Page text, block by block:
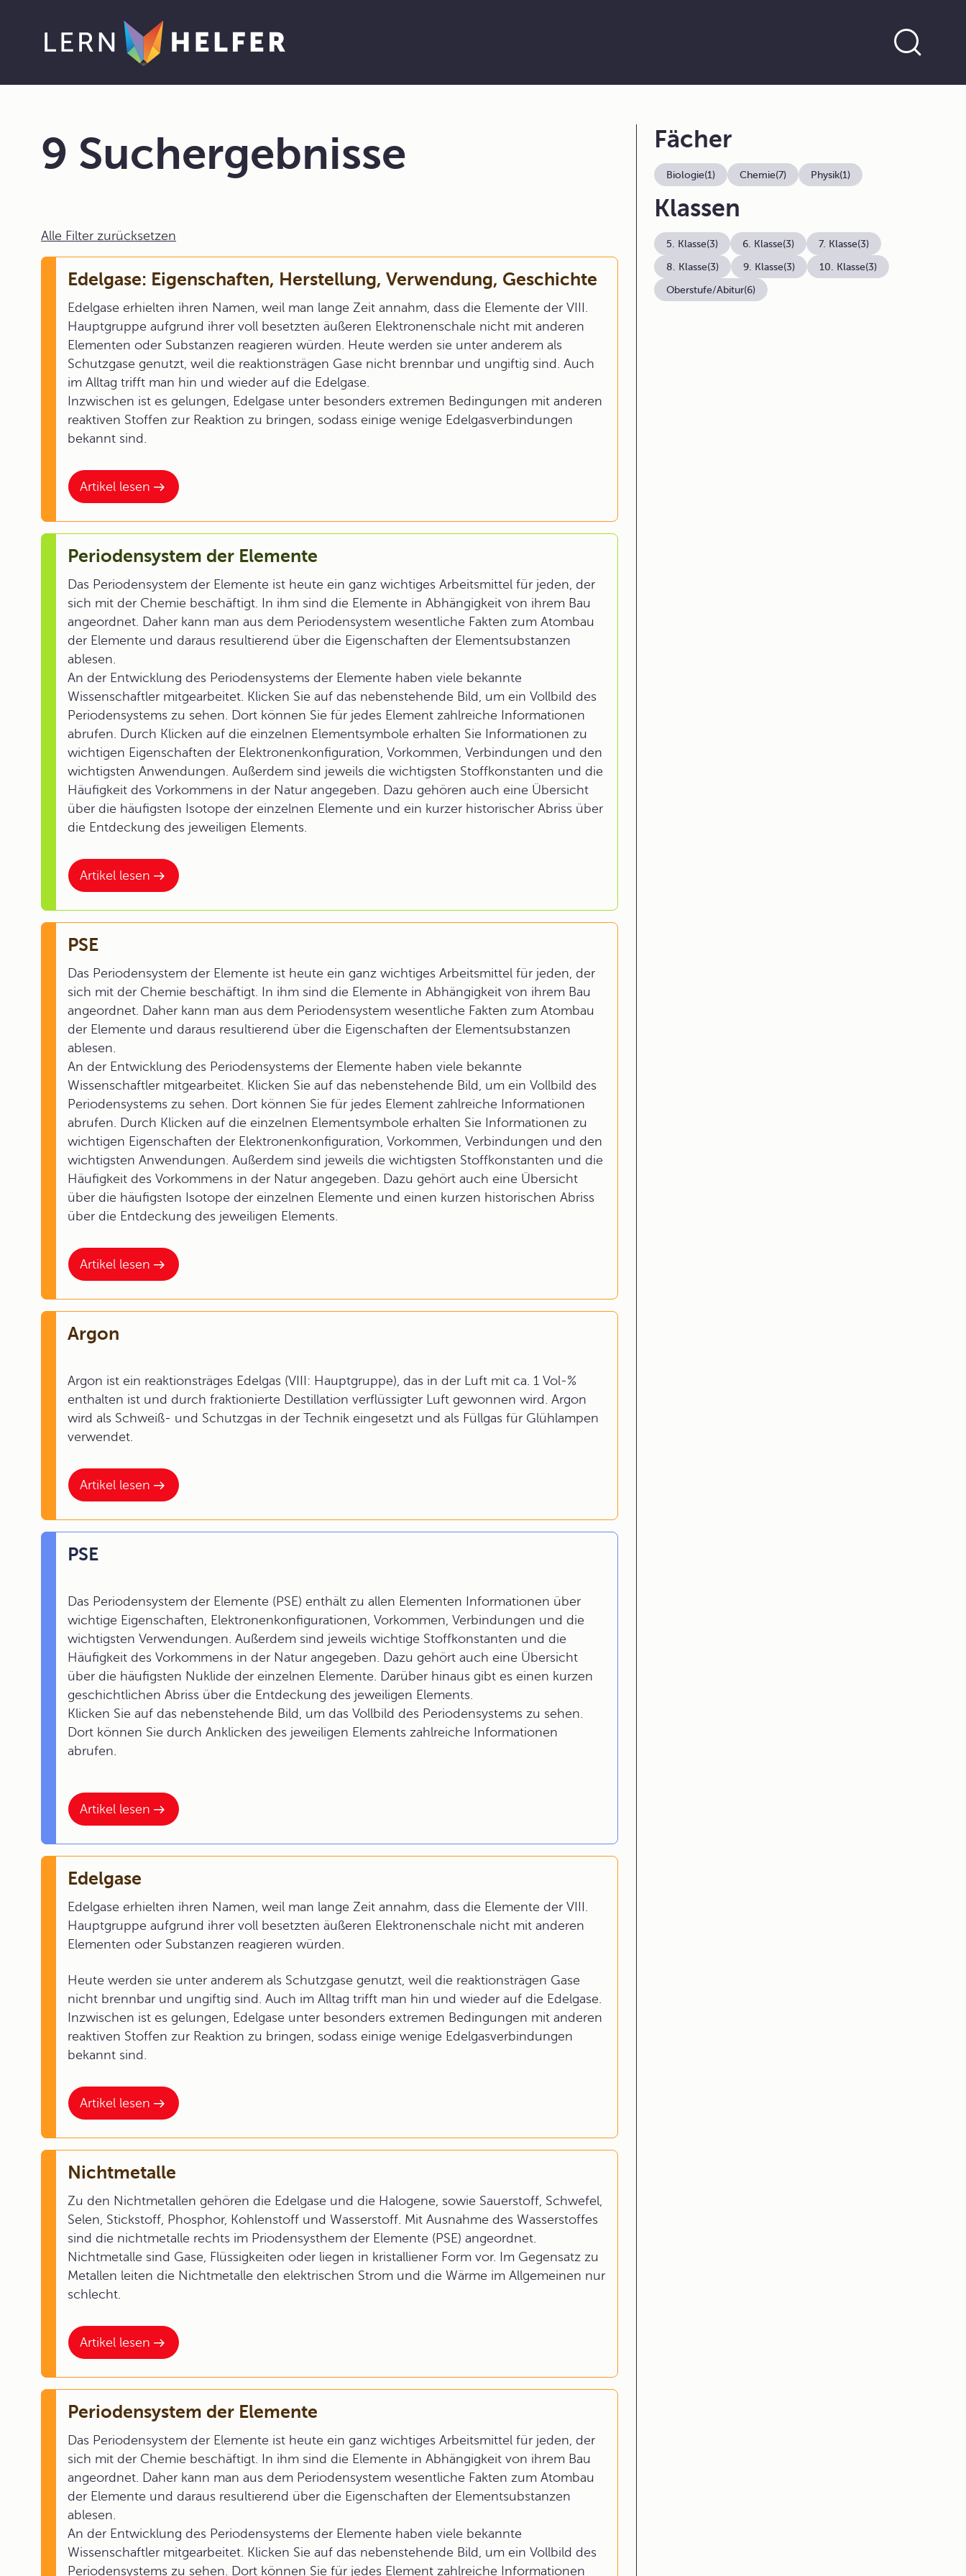
9 Suchergebnisse
Alle Filter zurücksetzen
Artikel lesen
Edelgase: Eigenschaften, Herstellung, Verwendung, Geschichte
Edelgase erhielten ihren Namen, weil man lange Zeit annahm, dass die Elemente der VIII.
Hauptgruppe aufgrund ihrer voll besetzten äußeren Elektronenschale nicht mit anderen
Elementen oder Substanzen reagieren würden. Heute werden sie unter anderem als
Schutzgase genutzt, weil die reaktionsträgen Gase nicht brennbar und ungiftig sind. Auch
im Alltag trifft man hin und wieder auf die Edelgase.
Inzwischen ist es gelungen, Edelgase unter besonders extremen Bedingungen mit anderen
reaktiven Stoffen zur Reaktion zu bringen, sodass einige wenige Edelgasverbindungen
bekannt sind.
Artikel lesen
Periodensystem der Elemente
Das Periodensystem der Elemente ist heute ein ganz wichtiges Arbeitsmittel für jeden, der
sich mit der Chemie beschäftigt. In ihm sind die Elemente in Abhängigkeit von ihrem Bau
angeordnet. Daher kann man aus dem Periodensystem wesentliche Fakten zum Atombau
der Elemente und daraus resultierend über die Eigenschaften der Elementsubstanzen
ablesen.
An der Entwicklung des Periodensystems der Elemente haben viele bekannte
Wissenschaftler mitgearbeitet. Klicken Sie auf das nebenstehende Bild, um ein Vollbild des
Periodensystems zu sehen. Dort können Sie für jedes Element zahlreiche Informationen
abrufen. Durch Klicken auf die einzelnen Elementsymbole erhalten Sie Informationen zu
wichtigen Eigenschaften der Elektronenkonfiguration, Vorkommen, Verbindungen und den
wichtigsten Anwendungen. Außerdem sind jeweils die wichtigsten Stoffkonstanten und die
Häufigkeit des Vorkommens in der Natur angegeben. Dazu gehören auch eine Übersicht
über die häufigsten Isotope der einzelnen Elemente und ein kurzer historischer Abriss über
die Entdeckung des jeweiligen Elements.
Artikel lesen
PSE
Das Periodensystem der Elemente ist heute ein ganz wichtiges Arbeitsmittel für jeden, der
sich mit der Chemie beschäftigt. In ihm sind die Elemente in Abhängigkeit von ihrem Bau
angeordnet. Daher kann man aus dem Periodensystem wesentliche Fakten zum Atombau
der Elemente und daraus resultierend über die Eigenschaften der Elementsubstanzen
ablesen.
An der Entwicklung des Periodensystems der Elemente haben viele bekannte
Wissenschaftler mitgearbeitet. Klicken Sie auf das nebenstehende Bild, um ein Vollbild des
Periodensystems zu sehen. Dort können Sie für jedes Element zahlreiche Informationen
abrufen. Durch Klicken auf die einzelnen Elementsymbole erhalten Sie Informationen zu
wichtigen Eigenschaften der Elektronenkonfiguration, Vorkommen, Verbindungen und den
wichtigsten Anwendungen. Außerdem sind jeweils die wichtigsten Stoffkonstanten und die
Häufigkeit des Vorkommens in der Natur angegeben. Dazu gehört auch eine Übersicht
über die häufigsten Isotope der einzelnen Elemente und einen kurzen historischen Abriss
über die Entdeckung des jeweiligen Elements.
Artikel lesen
Argon
Argon ist ein reaktionsträges Edelgas (VIII: Hauptgruppe), das in der Luft mit ca. 1 Vol-%
enthalten ist und durch fraktionierte Destillation verflüssigter Luft gewonnen wird. Argon
wird als Schweiß- und Schutzgas in der Technik eingesetzt und als Füllgas für Glühlampen
verwendet.
Artikel lesen
PSE
Das Periodensystem der Elemente (PSE) enthält zu allen Elementen Informationen über
wichtige Eigenschaften, Elektronenkonfigurationen, Vorkommen, Verbindungen und die
wichtigsten Verwendungen. Außerdem sind jeweils wichtige Stoffkonstanten und die
Häufigkeit des Vorkommens in der Natur angegeben. Dazu gehört auch eine Übersicht
über die häufigsten Nuklide der einzelnen Elemente. Darüber hinaus gibt es einen kurzen
geschichtlichen Abriss über die Entdeckung des jeweiligen Elements.
Klicken Sie auf das nebenstehende Bild, um das Vollbild des Periodensystems zu sehen.
Dort können Sie durch Anklicken des jeweiligen Elements zahlreiche Informationen
abrufen.
Artikel lesen
Edelgase
Edelgase erhielten ihren Namen, weil man lange Zeit annahm, dass die Elemente der VIII.
Hauptgruppe aufgrund ihrer voll besetzten äußeren Elektronenschale nicht mit anderen
Elementen oder Substanzen reagieren würden.
Heute werden sie unter anderem als Schutzgase genutzt, weil die reaktionsträgen Gase
nicht brennbar und ungiftig sind. Auch im Alltag trifft man hin und wieder auf die Edelgase.
Inzwischen ist es gelungen, Edelgase unter besonders extremen Bedingungen mit anderen
reaktiven Stoffen zur Reaktion zu bringen, sodass einige wenige Edelgasverbindungen
bekannt sind.
Artikel lesen
Nichtmetalle
Zu den Nichtmetallen gehören die Edelgase und die Halogene, sowie Sauerstoff, Schwefel,
Selen, Stickstoff, Phosphor, Kohlenstoff und Wasserstoff. Mit Ausnahme des Wasserstoffes
sind die nichtmetalle rechts im Priodensysthem der Elemente (PSE) angeordnet.
Nichtmetalle sind Gase, Flüssigkeiten oder liegen in kristalliener Form vor. Im Gegensatz zu
Metallen leiten die Nichtmetalle den elektrischen Strom und die Wärme im Allgemeinen nur
schlecht.
Periodensystem der Elemente
Das Periodensystem der Elemente ist heute ein ganz wichtiges Arbeitsmittel für jeden, der
sich mit der Chemie beschäftigt. In ihm sind die Elemente in Abhängigkeit von ihrem Bau
angeordnet. Daher kann man aus dem Periodensystem wesentliche Fakten zum Atombau
der Elemente und daraus resultierend über die Eigenschaften der Elementsubstanzen
ablesen.
An der Entwicklung des Periodensystems der Elemente haben viele bekannte
Wissenschaftler mitgearbeitet. Klicken Sie auf das nebenstehende Bild, um ein Vollbild des
Periodensystems zu sehen. Dort können Sie für jedes Element zahlreiche Informationen
Fächer
Biologie(1) Chemie(7) Physik(1)
Klassen
5. Klasse(3) 6. Klasse(3) 7. Klasse(3)
8. Klasse(3) 9. Klasse(3) 10. Klasse(3)
Oberstufe/Abitur(6)